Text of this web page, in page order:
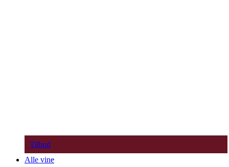
Tilbud
Alle vine